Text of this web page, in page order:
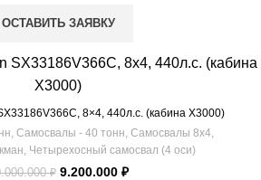
составляла
ОСТАВИТЬ ЗАЯВКУ
8×4, 440л.с. (кабина Х3000)
Самосвалы - 40 тонн Самосвалы 8х4
Четырехосный самосвал (4 оси)
₽ Первоначальная
9.200.000 ₽Текущая